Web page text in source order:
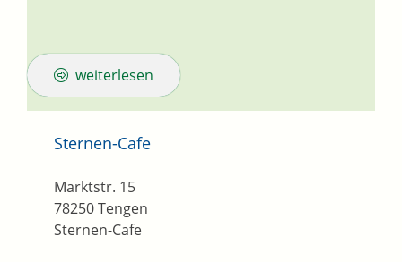
weiterlesen
Sternen-Cafe
Sternen-Cafe
Marktstr. 15
78250Tengen